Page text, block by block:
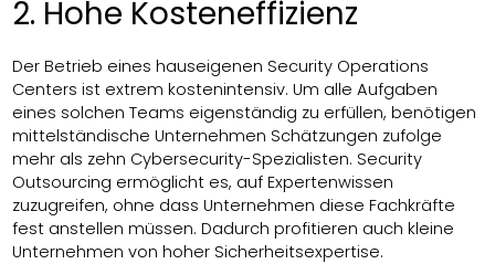
2. Hohe Kosteneffizienz
Der Betrieb eines hauseigenen Security Operations
Centers ist extrem kostenintensiv. Um alle Aufgaben
eines solchen Teams eigenständig zu erfüllen, benötigen
mittelständische Unternehmen Schätzungen zufolge
mehr als zehn Cybersecurity-Spezialisten. Security
Outsourcing ermöglicht es, auf Expertenwissen
zuzugreifen, ohne dass Unternehmen diese Fachkräfte
fest anstellen müssen. Dadurch profitieren auch kleine
Unternehmen von hoher Sicherheitsexpertise.